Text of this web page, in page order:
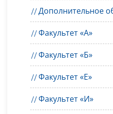
Дополнительное
Факультет «А»
Факультет «Б»
Факультет «Е»
Факультет «И»